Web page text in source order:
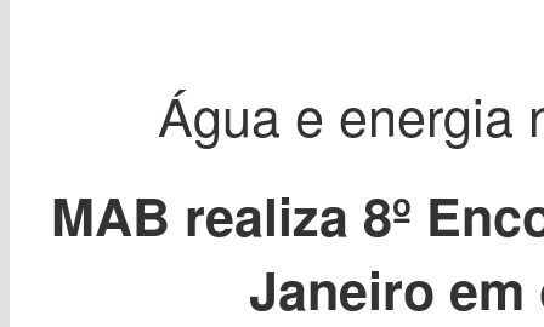
Água e energia
MAB realiza 8º
Janeiro em